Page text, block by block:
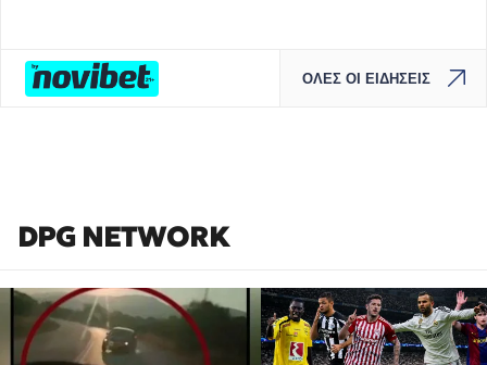
ΟΛΕΣ ΟΙ ΕΙΔΗΣΕΙΣ
DPG NETWORK